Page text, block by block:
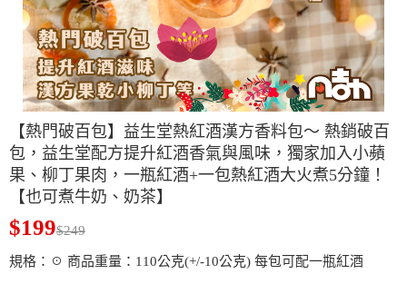
【熱門破百包】益生堂熱紅酒漢方香料包～ 熱銷破百
包，益生堂配方提升紅酒香氣與風味，獨家加入小蘋
果、柳丁果肉，一瓶紅酒+一包熱紅酒大火煮5分鐘！
【也可煮牛奶、奶茶】
$199$249
規格：☉ 商品重量：110公克(+/-10公克) 每包可配一瓶紅酒